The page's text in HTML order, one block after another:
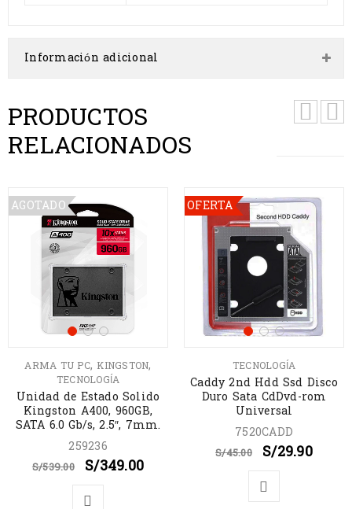
Información adicional
PRODUCTOS
RELACIONADOS
AGOTADO
ARMA TU PC, KINGSTON,
TECNOLOGÍA
Unidad de Estado Solido
Kingston A400, 960GB,
SATA 6.0 Gb/s, 2.5″, 7mm.
259236
S/539.00 S/349.00
OFERTA
TECNOLOGÍA
Caddy 2nd Hdd Ssd Disco
Duro Sata CdDvd-rom
Universal
7520CADD
S/45.00 S/29.90